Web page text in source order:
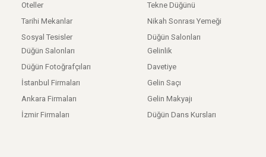
Oteller
Tarihi Mekanlar
Sosyal Tesisler
Tekne Düğünü
Nikah Sonrası Yemeği
Düğün Salonları
Düğün Salonları
Düğün Fotoğrafçıları
İstanbul Firmaları
Ankara Firmaları
İzmir Firmaları
Gelinlik
Davetiye
Gelin Saçı
Gelin Makyajı
Düğün Dans Kursları